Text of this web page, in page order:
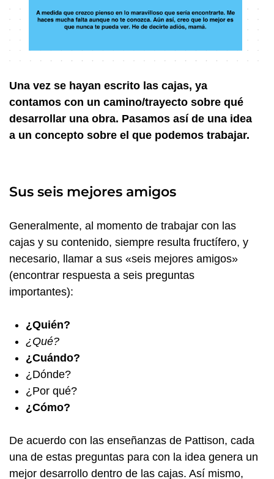
Una vez se hayan escrito las cajas, ya
contamos con un camino/trayecto sobre qué
desarrollar una obra. Pasamos así de una idea
a un concepto sobre el que podemos trabajar.
Sus seis mejores amigos
Generalmente, al momento de trabajar con las
cajas y su contenido, siempre resulta fructífero, y
necesario, llamar a sus «seis mejores amigos»
(encontrar respuesta a seis preguntas
importantes):
¿Quién?
¿Qué?
¿Cuándo?
¿Dónde?
¿Por qué?
¿Cómo?
De acuerdo con las enseñanzas de Pattison, cada
una de estas preguntas para con la idea genera un
mejor desarrollo dentro de las cajas. Así mismo,